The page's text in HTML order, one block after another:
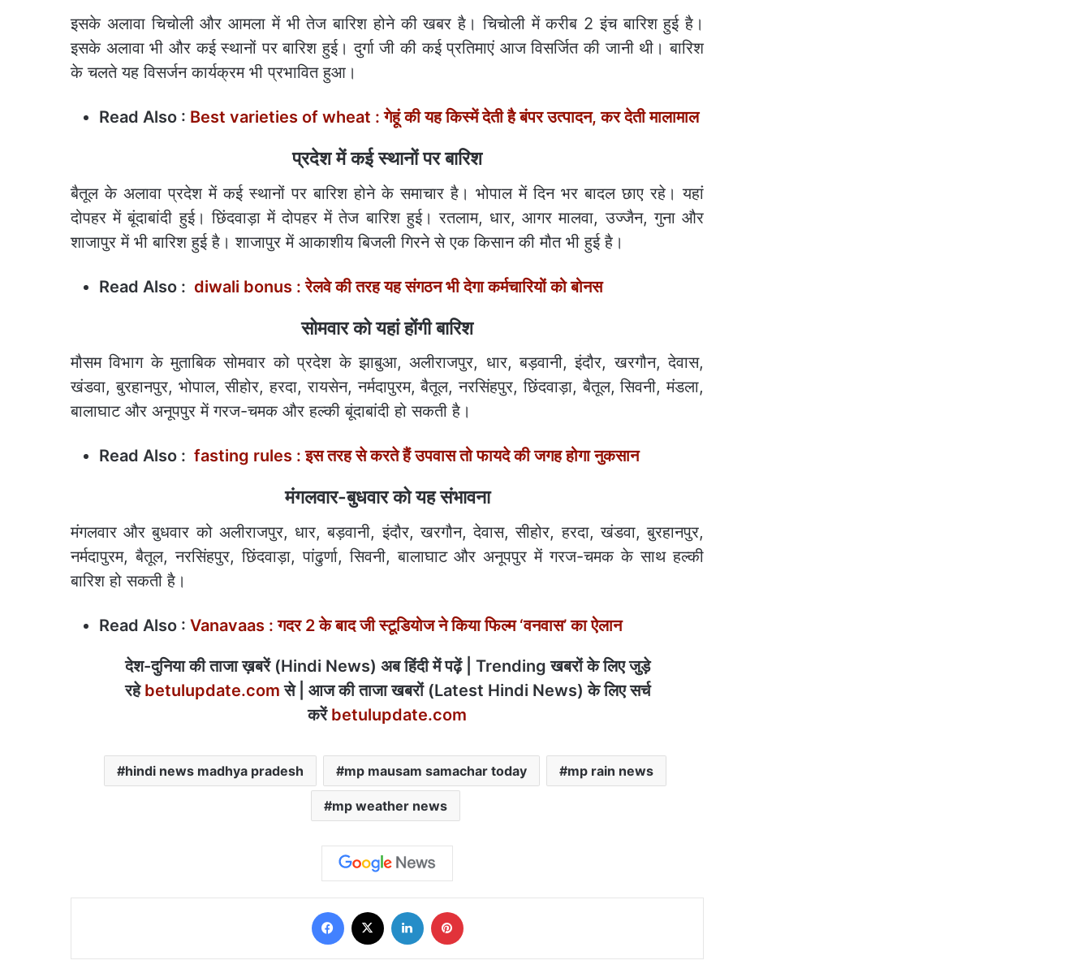
इसके अलावा चिचोली और आमला में भी तेज बारिश होने की खबर है। चिचोली में करीब 2 इंच बारिश हुई है।
इसके अलावा भी और कई स्थानों पर बारिश हुई। दुर्गा जी की कई प्रतिमाएं आज विसर्जित की जानी थी। बारिश
के चलते यह विसर्जन कार्यक्रम भी प्रभावित हुआ।
Read Also : Best varieties of wheat : गेहूं की यह किस्में देती है बंपर उत्पादन, कर देती मालामाल
प्रदेश में कई स्थानों पर बारिश
बैतूल के अलावा प्रदेश में कई स्थानों पर बारिश होने के समाचार है। भोपाल में दिन भर बादल छाए रहे। यहां
दोपहर में बूंदाबांदी हुई। छिंदवाड़ा में दोपहर में तेज बारिश हुई। रतलाम, धार, आगर मालवा, उज्जैन, गुना और
शाजापुर में भी बारिश हुई है। शाजापुर में आकाशीय बिजली गिरने से एक किसान की मौत भी हुई है।
Read Also : diwali bonus : रेलवे की तरह यह संगठन भी देगा कर्मचारियों को बोनस
सोमवार को यहां होंगी बारिश
मौसम विभाग के मुताबिक सोमवार को प्रदेश के झाबुआ, अलीराजपुर, धार, बड़वानी, इंदौर, खरगौन, देवास,
खंडवा, बुरहानपुर, भोपाल, सीहोर, हरदा, रायसेन, नर्मदापुरम, बैतूल, नरसिंहपुर, छिंदवाड़ा, बैतूल, सिवनी, मंडला,
बालाघाट और अनूपपुर में गरज-चमक और हल्की बूंदाबांदी हो सकती है।
Read Also : fasting rules : इस तरह से करते हैं उपवास तो फायदे की जगह होगा नुकसान
मंगलवार-बुधवार को यह संभावना
मंगलवार और बुधवार को अलीराजपुर, धार, बड़वानी, इंदौर, खरगौन, देवास, सीहोर, हरदा, खंडवा, बुरहानपुर,
नर्मदापुरम, बैतूल, नरसिंहपुर, छिंदवाड़ा, पांढुर्णा, सिवनी, बालाघाट और अनूपपुर में गरज-चमक के साथ हल्की
बारिश हो सकती है।
Read Also : Vanavaas : गदर 2 के बाद जी स्टूडियोज ने किया फिल्म ‘वनवास’ का ऐलान
देश-दुनिया की ताजा ख़बरें (Hindi News) अब हिंदी में पढ़ें | Trending खबरों के लिए जुड़े
रहे betulupdate.com से | आज की ताजा खबरों (Latest Hindi News) के लिए सर्च
करें betulupdate.com
hindi news madhya pradesh mp mausam samachar today mp rain news
mp weather news
Facebook LinkedIn